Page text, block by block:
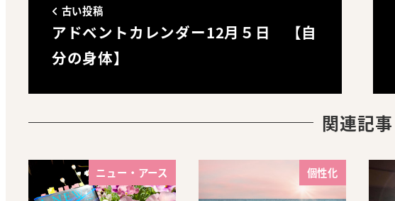
古い投稿
アドベントカレンダー12月５日 【自
分の身体】
関連記事
ニュー・アース 個性化